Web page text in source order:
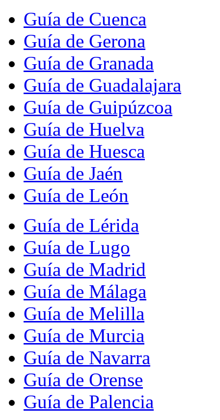
Guía de Cuenca
Guía de Gerona
Guía de Granada
Guía de Guadalajara
Guía de Guipúzcoa
Guía de Huelva
Guía de Huesca
Guía de Jaén
Guía de León
Guía de Lérida
Guía de Lugo
Guía de Madrid
Guía de Málaga
Guía de Melilla
Guía de Murcia
Guía de Navarra
Guía de Orense
Guía de Palencia